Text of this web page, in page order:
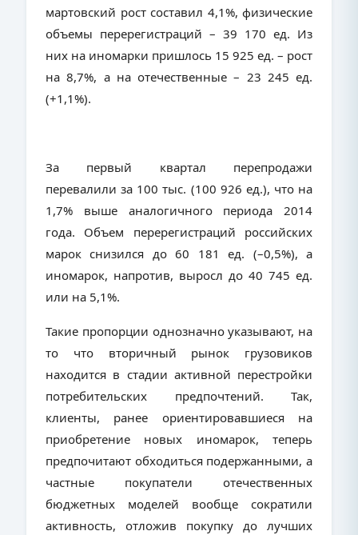
мартовский рост составил 4,1%, физические
объемы перерегистраций – 39 170 ед. Из
них на иномарки пришлось 15 925 ед. – рост
на 8,7%, а на отечественные – 23 245 ед.
(+1,1%).
За первый квартал перепродажи
перевалили за 100 тыс. (100 926 ед.), что на
1,7% выше аналогичного периода 2014
года. Объем перерегистраций российских
марок снизился до 60 181 ед. (–0,5%), а
иномарок, напротив, выросл до 40 745 ед.
или на 5,1%.
Такие пропорции однозначно указывают, на
то что вторичный рынок грузовиков
находится в стадии активной перестройки
потребительских предпочтений. Так,
клиенты, ранее ориентировавшиеся на
приобретение новых иномарок, теперь
предпочитают обходиться подержанными, а
частные покупатели отечественных
бюджетных моделей вообще сократили
активность, отложив покупку до лучших